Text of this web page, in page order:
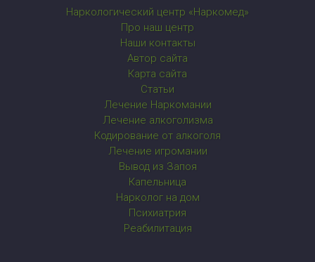
Наркологический центр «Наркомед»
Про наш центр
Наши контакты
Автор сайта
Карта сайта
Статьи
Лечение Наркомании
Лечение алкоголизма
Кодирование от алкоголя
Лечение игромании
Вывод из Запоя
Капельница
Нарколог на дом
Психиатрия
Реабилитация